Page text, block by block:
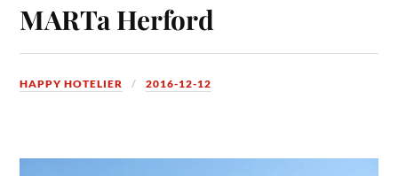
MARTa Herford
HAPPY HOTELIER 2016-12-12